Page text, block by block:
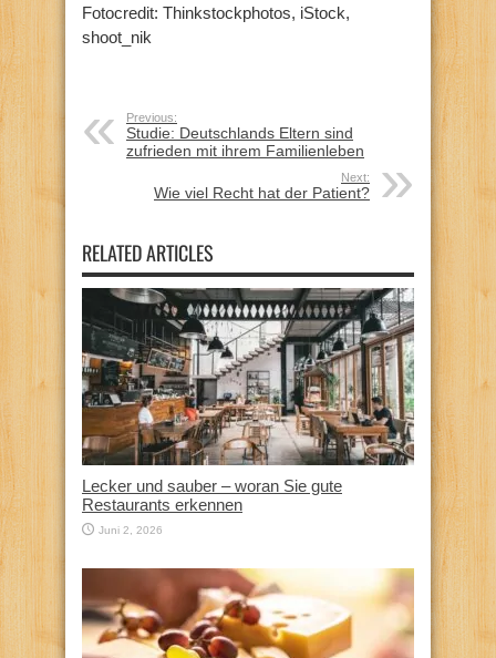
Fotocredit: Thinkstockphotos, iStock,
shoot_nik
Previous:
Studie: Deutschlands Eltern sind
zufrieden mit ihrem Familienleben
Next:
Wie viel Recht hat der Patient?
RELATED ARTICLES
Lecker und sauber – woran Sie gute
Restaurants erkennen
Juni 2, 2026